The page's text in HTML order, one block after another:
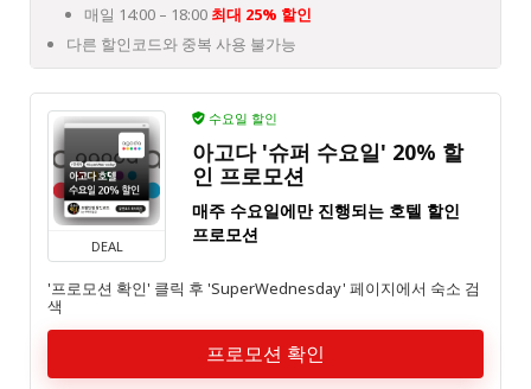
매일 14:00 – 18:00 최대 25% 할인
다른 할인코드와 중복 사용 불가능
DEAL
수요일 할인
아고다 '슈퍼 수요일' 20% 할
인 프로모션
매주 수요일에만 진행되는 호텔 할인
프로모션
'프로모션 확인' 클릭 후 'SuperWednesday' 페이지에서 숙소 검
색
프로모션 확인